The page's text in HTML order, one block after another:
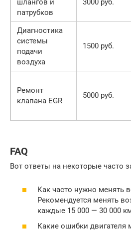
шлангов и
патрубков
3000 руб.
Диагностика
системы
подачи
воздуха
1500 руб.
Ремонт
клапана EGR
5000 руб.
FAQ
Вот ответы на некоторые часто
Как часто нужно менять
Рекомендуется менять
каждые 15 000 — 30 000
Какие ошибки двигателя